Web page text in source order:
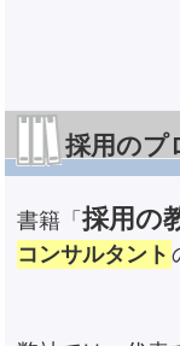
採用のプ
書籍「採用の
コンサルタント